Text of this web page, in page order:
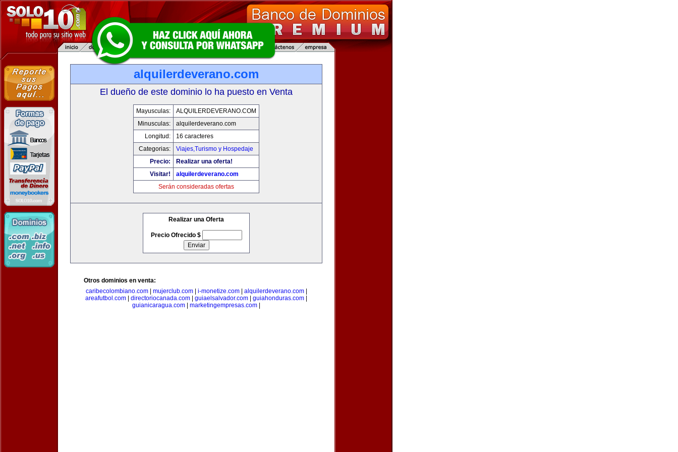
alquilerdeverano.com
El dueño de este dominio lo ha puesto en Venta
Mayusculas:
ALQUILERDEVERANO.COM
Minusculas:
alquilerdeverano.com
Longitud:
16 caracteres
Categorias:
Viajes,Turismo y Hospedaje
Precio:
Realizar una oferta!
Visitar!
alquilerdeverano.com
Serán consideradas ofertas
Realizar una Oferta
Precio Ofrecido $
Otros dominios en venta:
caribecolombiano.com| mujerclub.com| i-monetize.com| alquilerdeverano.com|
areafutbol.com
directoriocanada.com guiaelsalvador.com guiahonduras.com
guianicaragua.com
marketingempresas.com